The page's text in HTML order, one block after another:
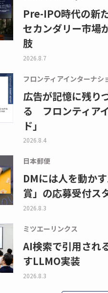
Pre-IPO時代の新
セカンダリー市場
肢
2026.8.7
フロンティアインターナシ
広告が記憶に残り
る フロンティア
ド」
2026.8.4
日本郵便
DMには人を動か
賞」の応募受付ス
2026.8.3
ミツエーリンクス
AI検索で引用され
すLLMO実装
2026.8.3